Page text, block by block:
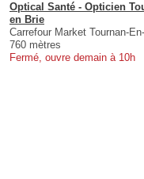
Optical Santé - Opticien
en Brie
Carrefour Market Tournan-
760 mètres
Fermé, ouvre demain à 10h